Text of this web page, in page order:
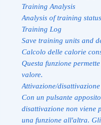
Training Analysis
Analysis of training
Training Log
Save training units and
Calcolo delle calorie
Questa funzione
valore.
Attivazione/
Con un pulsante
disattivazione non viene
una funzione all'altra.